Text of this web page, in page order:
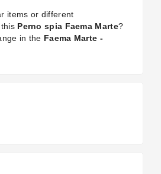
items or different
Perno spia Faema Marte?
in the Faema Marte -